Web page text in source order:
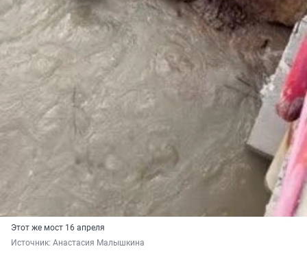
Этот же мост 16 апреля
Источник: Анастасия Малышкина